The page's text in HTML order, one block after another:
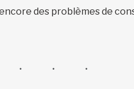
des problèmes de